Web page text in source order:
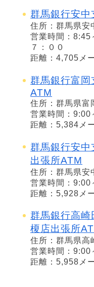
群馬銀行安中
住所：群馬県安
営業時間：8:45
７：００
距離：4,705メ
群馬銀行富
ATM
住所：群馬県富
営業時間：9:00
距離：5,384メ
群馬銀行安
出張所ATM
住所：群馬県安
営業時間：9:00
距離：5,928メ
群馬銀行高崎
榎店出張所
住所：群馬県高
営業時間：9:00
距離：5,958メ